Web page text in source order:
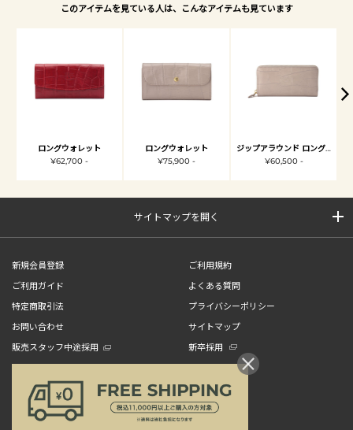
このアイテムを見ている人は、こんなアイテムも見ています
ロングウォレット
¥62,700 -
ロングウォレット
¥75,900 -
ジップアラウンド ロングウォレット
¥60,500 -
サイトマップを開く
新規会員登録
ご利用規約
ご利用ガイド
よくある質問
特定商取引法
プライバシーポリシー
お問い合わせ
サイトマップ
販売スタッフ中途採用
新卒採用